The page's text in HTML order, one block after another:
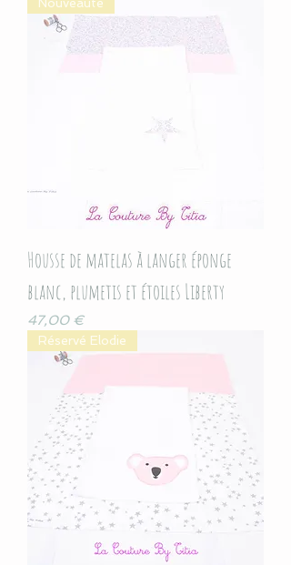
Housse de matelas à langer éponge
blanc, plumetis et étoiles Liberty
Prix
47,00 €
Réservé Elodie